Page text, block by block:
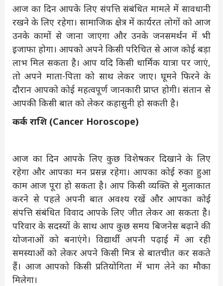
आज का दिन आपके लिए संपत्ति संबंधित मामले में सावधानी
रखने के लिए रहेगा। सामाजिक क्षेत्र में कार्यरत लोगों को आज
उनके कामों से जाना जाएगा और उनके जनसमर्थन में भी
इजाफा होगा। आपको अपने किसी परिचित से आज कोई बड़ा
लाभ मिल सकता है। आप यदि किसी धार्मिक यात्रा पर जाएं,
तो अपने माता-पिता को साथ लेकर जाए। घूमने फिरने के
दौरान आपको कोई महत्वपूर्ण जानकारी प्राप्त होगी। संतान से
आपकी किसी बात को लेकर कहासुनी हो सकती है।
कर्क राशि (Cancer Horoscope)
आज का दिन आपके लिए कुछ विशेषकर दिखाने के लिए
रहेगा और आपका मन प्रसन्न रहेगा। आपका कोई रुका हुआ
काम आज पूरा हो सकता है। आप किसी व्यक्ति से मुलाकात
करने से पहले अपनी बात अवश्य रखें और आपका कोई
संपत्ति संबंधित विवाद आपके लिए जीत लेकर आ सकता है।
परिवार के सदस्यों के साथ आप कुछ समय बिजनेस बढ़ाने की
योजनाओं को बनाएंगे। विद्यार्थी अपनी पढ़ाई में आ रही
समस्याओं को लेकर अपने किसी मित्र से बातचीत कर सकते
हैं। आज आपको किसी प्रतियोगिता में भाग लेने का मौका
मिलेगा।